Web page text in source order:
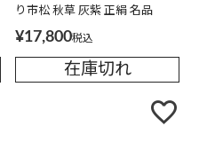
り市松 秋草 灰紫 正絹 名品
¥17,800税込
在庫切れ